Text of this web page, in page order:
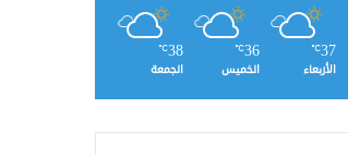
37
℃
الأربعاء
36
℃
الخميس
38
℃
الجمعة